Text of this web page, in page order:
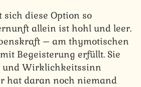
diese Option so
allein ist hohl und leer.
– am thymotischen
Begeisterung erfüllt. Sie
und Wirklichkeitssinn
hat daran noch niemand